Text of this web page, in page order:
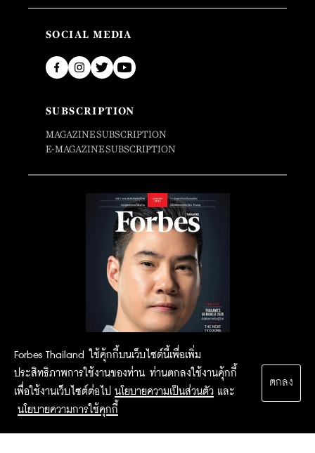
Forbes Thailand ใช้คุ้กกี้บนเว็บไซต์นี้เพื่อเพิ่ม
ประสิทธิภาพการใช้งานของท่าน ท่านตกลงใช้งานคุ้กกี้
เพื่อใช้งานเว็บไซต์ต่อไป นโยบายความเป็นส่วนตัว และ
นโยบายความการใช้คุกกี้
ตกลง
SOCIAL MEDIA
SUBSCRIPTION
MAGAZINE SUBSCRIPTION
E-MAGAZINE SUBSCRIPTION
2015 Forbesthailand.com ALL RIGHTS RESERVED